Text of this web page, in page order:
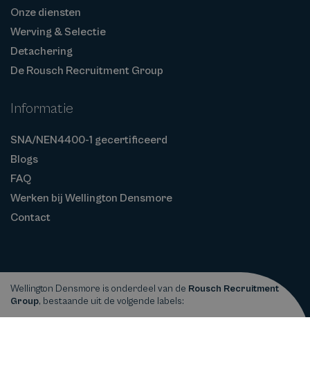
Onze diensten
Werving & Selectie
Detachering
De Rousch Recruitment Group
Informatie
SNA/NEN4400-1 gecertificeerd
Blogs
FAQ
Werken bij Wellington Densmore
Contact
Wellington Densmore is onderdeel van de Rousch Recruitment
Group, bestaande uit de volgende labels: